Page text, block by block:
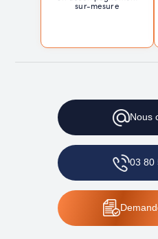
sur-mesure
Nous
03 80